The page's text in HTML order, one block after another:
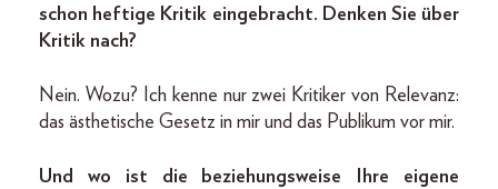
schon heftige Kritik eingebracht. Denken Sie über
Kritik nach?
Nein. Wozu? Ich kenne nur zwei Kritiker von Relevanz:
das ästhetische Gesetz in mir und das Publikum vor mir.
Und wo ist die beziehungsweise Ihre eigene